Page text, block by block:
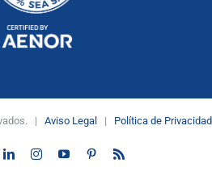
| Aviso Legal | Política de Privacidad
LinkedInInstagramYouTubePinterestRss